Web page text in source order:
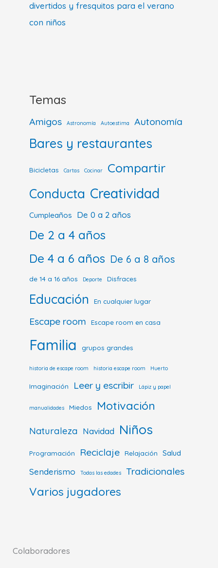
divertidos y fresquitos para el verano
con niños
Temas
Amigos Astronomía Autoestima Autonomía
Bares y restaurantes
Bicicletas Cartas Cocinar Compartir
Conducta Creatividad
Cumpleaños De 0 a 2 años
De 2 a 4 años
De 4 a 6 años De 6 a 8 años
de 14 a 16 años Deporte Disfraces
Educación En cualquier lugar
Escape room Escape room en casa
Familia grupos grandes
historia de escape room historia escape room Huerto
Imaginación Leer y escribir Lápiz y papel
manualidades Miedos Motivación
Naturaleza Navidad Niños
Programación Reciclaje Relajación Salud
Senderismo Todas las edades Tradicionales
Varios jugadores
Colaboradores